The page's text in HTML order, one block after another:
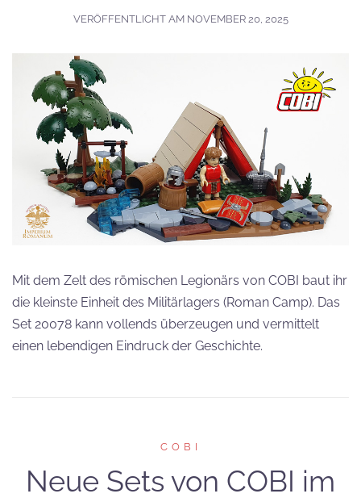
VERÖFFENTLICHT AM NOVEMBER 20, 2025
Mit dem Zelt des römischen Legionärs von COBI baut ihr
die kleinste Einheit des Militärlagers (Roman Camp). Das
Set 20078 kann vollends überzeugen und vermittelt
einen lebendigen Eindruck der Geschichte.
COBI
Neue Sets von COBI im